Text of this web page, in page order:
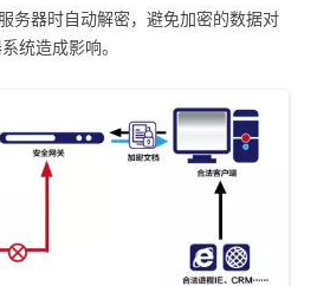
务器时自动解密，避免加密的数据对
统造成影响。